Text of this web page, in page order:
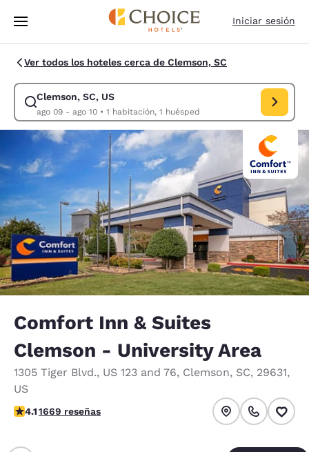
Pasar A Contenido Principal
Iniciar sesión
Ver todos los hoteles cerca de Clemson, SC
Clemson, SC, US
ago 09 - ago 10• 1 habitación, 1 huésped
Modificar la búsqueda de Clemson, SC, US. Fecha de check-in ago 09,
Comfort Inn & Suites
Clemson - University Area
1305 Tiger Blvd., US 123 and 76, Clemson, SC, 29631,
US
calificación de 4.12 estrellas. Muy bueno.
4.11669 reseñas